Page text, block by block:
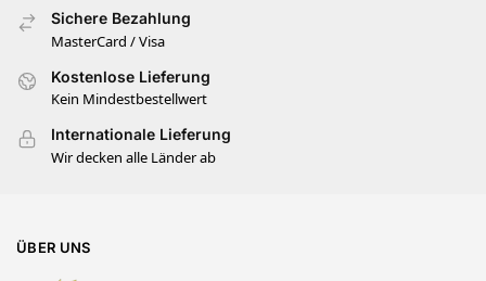
Sichere Bezahlung
MasterCard / Visa
Kostenlose Lieferung
Kein Mindestbestellwert
Internationale Lieferung
Wir decken alle Länder ab
ÜBER UNS